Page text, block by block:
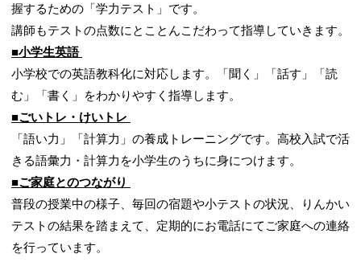
握するための「学力テスト」です。
講師もテストの点数にとことんこだわって指導していきます。
■小学生英語
小学校での英語教科化に対応します。「聞く」「話す」「読
む」「書く」をわかりやすく指導します。
■ごいトレ・けいトレ
「語い力」「計算力」の養成トレーニングです。高校入試で活
きる語彙力・計算力を小学生のうちに身につけます。
■ご家庭とのつながり
普段の授業中の様子、毎回の宿題や小テストの状況、りんかい
テストの結果を踏まえて、定期的にお電話にてご家庭への連絡
を行っています。